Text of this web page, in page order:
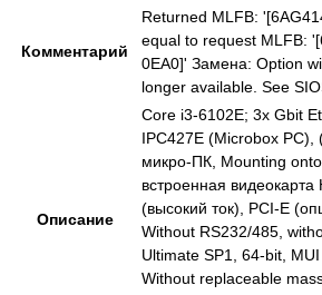
Комментарий
Returned MLFB:
equal to request MLFB:
0EA0]' Замена: Option
longer available. See
Описание
Core i3-6102E; 3x Gbit
IPC427E (Microbox PC),
микро-ПК, Mounting
встроенная
(высокий ток), PCI-E
Without RS232/485,
Ultimate SP1, 64-bit,
Without replaceable